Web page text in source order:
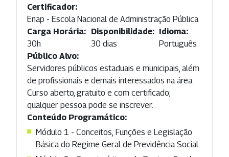
Certificador:
Enap - Escola Nacional de Administração Pública
Carga Horária:
30h
Disponibilidade:
30 dias
Idioma:
Português
Público Alvo:
Servidores públicos estaduais e municipais, além
de profissionais e demais interessados na área.
Curso aberto, gratuito e com certificado;
qualquer pessoa pode se inscrever.
Conteúdo Programático:
Módulo 1 - Conceitos, Funções e Legislação
Básica do Regime Geral de Previdência Social